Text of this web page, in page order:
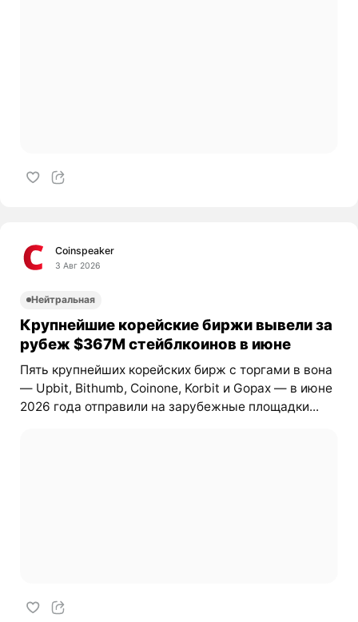
Coinspeaker
3 Авг 2026
Нейтральная
Крупнейшие корейские биржи вывели за
рубеж $367M стейблкоинов в июне
Пять крупнейших корейских бирж с торгами в вона
— Upbit, Bithumb, Coinone, Korbit и Gopax — в июне
2026 года отправили на зарубежные площадки...